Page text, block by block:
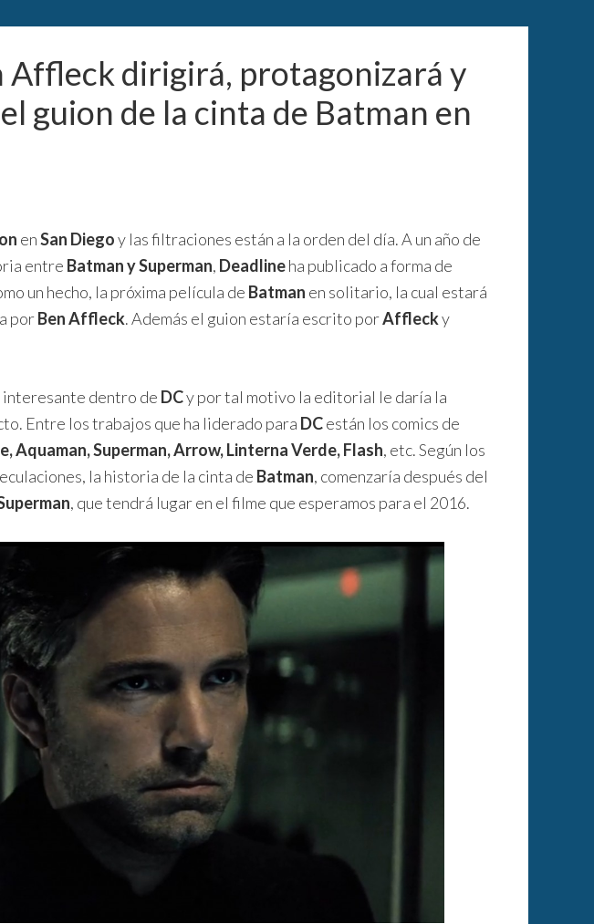
Affleck dirigirá, protagonizará y
guion de la cinta de Batman en
enSan Diegoy las filtraciones están a la orden del día. A un año de
entre Batman y Superman, Deadlineha publicado a forma de
un hecho, la próxima película de Batman en solitario, la cual estará
porBen Affleck. Además el guion estaría escrito porAfflecky
dentro de DCy por tal motivo la editorial le daría la
Entre los trabajos que ha liderado para DCestán los comics de
Aquaman, Superman, Arrow, Linterna Verde, Flash, etc. Según los
la historia de la cinta de Batman, comenzaría después del
, que tendrá lugar en el filme que esperamos para el 2016.